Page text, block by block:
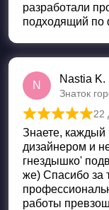
разработали
подходящий по
N
Nastia K.
Знаток
Оценка5
22
Знаете, каждый
дизайнером и
гнездышко'
же) Спасибо за
работы